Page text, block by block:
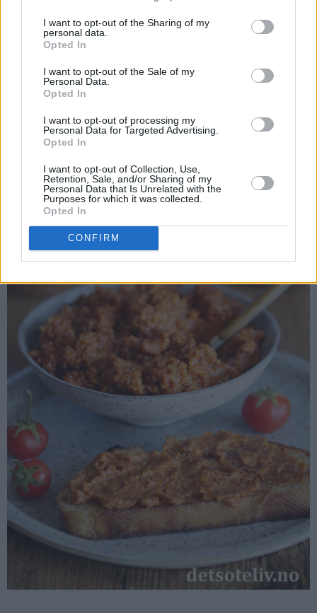
I want to opt-out of the Sharing of my
personal data.
Opted In
I want to opt-out of the Sale of my
Personal Data.
Opted In
I want to opt-out of processing my
Personal Data for Targeted Advertising.
Opted In
I want to opt-out of Collection, Use,
Retention, Sale, and/or Sharing of my
Personal Data that Is Unrelated with the
Purposes for which it was collected.
Opted In
CONFIRM
Veldig kjekt å ha et glass med hjemmelaget, rød pesto i
kjøleskapet!
Du kan bruke den som pastasaus, på pizza, som fyll i horn og
annen bakst, oppå focaccia osv.